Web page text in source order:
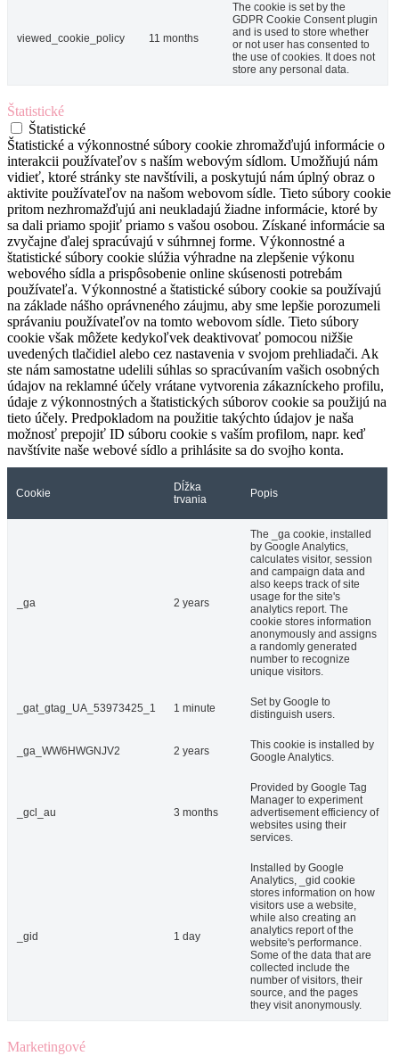
viewed_cookie_policy 11 months
The cookie is set by the
GDPR Cookie Consent plugin
and is used to store whether
or not user has consented to
the use of cookies. It does not
store any personal data.
Štatistické
Štatistické
Štatistické a výkonnostné súbory cookie zhromažďujú informácie o
interakcii používateľov s naším webovým sídlom. Umožňujú nám
vidieť, ktoré stránky ste navštívili, a poskytujú nám úplný obraz o
aktivite používateľov na našom webovom sídle. Tieto súbory cookie
pritom nezhromažďujú ani neukladajú žiadne informácie, ktoré by
sa dali priamo spojiť priamo s vašou osobou. Získané informácie sa
zvyčajne ďalej spracúvajú v súhrnnej forme. Výkonnostné a
štatistické súbory cookie slúžia výhradne na zlepšenie výkonu
webového sídla a prispôsobenie online skúsenosti potrebám
používateľa. Výkonnostné a štatistické súbory cookie sa používajú
na základe nášho oprávneného záujmu, aby sme lepšie porozumeli
správaniu používateľov na tomto webovom sídle. Tieto súbory
cookie však môžete kedykoľvek deaktivovať pomocou nižšie
uvedených tlačidiel alebo cez nastavenia v svojom prehliadači. Ak
ste nám samostatne udelili súhlas so spracúvaním vašich osobných
údajov na reklamné účely vrátane vytvorenia zákazníckeho profilu,
údaje z výkonnostných a štatistických súborov cookie sa použijú na
tieto účely. Predpokladom na použitie takýchto údajov je naša
možnosť prepojiť ID súboru cookie s vaším profilom, napr. keď
navštívite naše webové sídlo a prihlásite sa do svojho konta.
Cookie
Dĺžka
trvania
Popis
_ga 2 years
The _ga cookie, installed
by Google Analytics,
calculates visitor, session
and campaign data and
also keeps track of site
usage for the site's
analytics report. The
cookie stores information
anonymously and assigns
a randomly generated
number to recognize
unique visitors.
_gat_gtag_UA_53973425_1 1 minute
Set by Google to
distinguish users.
_ga_WW6HWGNJV2 2 years
This cookie is installed by
Google Analytics.
_gcl_au 3 months
Provided by Google Tag
Manager to experiment
advertisement efficiency of
websites using their
services.
_gid 1 day
Installed by Google
Analytics, _gid cookie
stores information on how
visitors use a website,
while also creating an
analytics report of the
website's performance.
Some of the data that are
collected include the
number of visitors, their
source, and the pages
they visit anonymously.
Marketingové